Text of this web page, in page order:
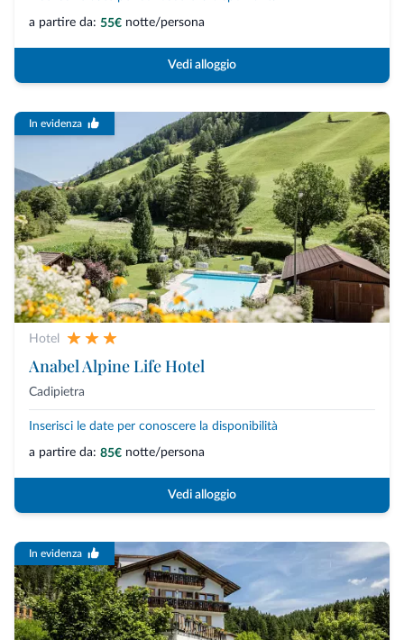
a partire da: 55€ notte/persona
Vedi alloggio
In evidenza
Hotel
Anabel Alpine Life Hotel
Cadipietra
Inserisci le date per conoscere la disponibilità
a partire da: 85€ notte/persona
Vedi alloggio
In evidenza